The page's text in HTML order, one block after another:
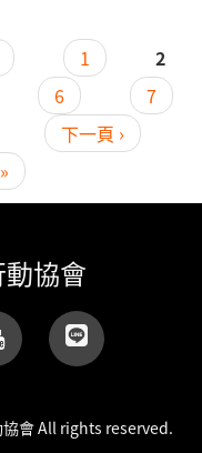
1
2
6
7
下一頁 ›
協會
(link is
會 All rights reserved.